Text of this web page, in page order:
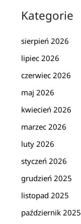
Kategorie
sierpień 2026
lipiec 2026
czerwiec 2026
maj 2026
kwiecień 2026
marzec 2026
luty 2026
styczeń 2026
grudzień 2025
listopad 2025
październik 2025